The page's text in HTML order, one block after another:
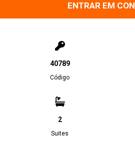
ENTRAR EM
40789
Código
2
Suites